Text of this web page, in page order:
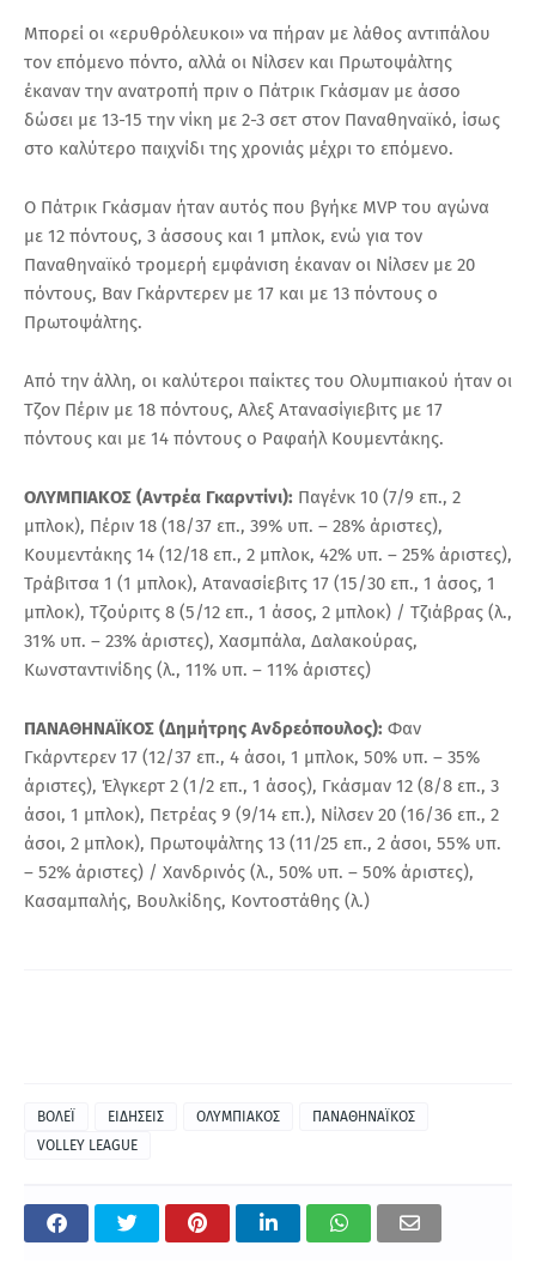
Μπορεί οι «ερυθρόλευκοι» να πήραν με λάθος αντιπάλου
τον επόμενο πόντο, αλλά οι Νίλσεν και Πρωτοψάλτης
έκαναν την ανατροπή πριν ο Πάτρικ Γκάσμαν με άσσο
δώσει με 13-15 την νίκη με 2-3 σετ στον Παναθηναϊκό, ίσως
στο καλύτερο παιχνίδι της χρονιάς μέχρι το επόμενο.
O Πάτρικ Γκάσμαν ήταν αυτός που βγήκε MVP του αγώνα
με 12 πόντους, 3 άσσους και 1 μπλοκ, ενώ για τον
Παναθηναϊκό τρομερή εμφάνιση έκαναν οι Νίλσεν με 20
πόντους, Βαν Γκάρντερεν με 17 και με 13 πόντους ο
Πρωτοψάλτης.
Από την άλλη, οι καλύτεροι παίκτες του Ολυμπιακού ήταν οι
Τζον Πέριν με 18 πόντους, Αλεξ Ατανασίγιεβιτς με 17
πόντους και με 14 πόντους ο Ραφαήλ Κουμεντάκης.
ΟΛΥΜΠΙΑΚΟΣ (Αντρέα Γκαρντίνι): Παγένκ 10 (7/9 επ., 2
μπλοκ), Πέριν 18 (18/37 επ., 39% υπ. – 28% άριστες),
Κουμεντάκης 14 (12/18 επ., 2 μπλοκ, 42% υπ. – 25% άριστες),
Τράβιτσα 1 (1 μπλοκ), Ατανασίεβιτς 17 (15/30 επ., 1 άσος, 1
μπλοκ), Τζούριτς 8 (5/12 επ., 1 άσος, 2 μπλοκ) / Τζιάβρας (λ.,
31% υπ. – 23% άριστες), Χασμπάλα, Δαλακούρας,
Κωνσταντινίδης (λ., 11% υπ. – 11% άριστες)
ΠΑΝΑΘΗΝΑΪΚΟΣ (Δημήτρης Ανδρεόπουλος): Φαν
Γκάρντερεν 17 (12/37 επ., 4 άσοι, 1 μπλοκ, 50% υπ. – 35%
άριστες), Έλγκερτ 2 (1/2 επ., 1 άσος), Γκάσμαν 12 (8/8 επ., 3
άσοι, 1 μπλοκ), Πετρέας 9 (9/14 επ.), Νίλσεν 20 (16/36 επ., 2
άσοι, 2 μπλοκ), Πρωτοψάλτης 13 (11/25 επ., 2 άσοι, 55% υπ.
– 52% άριστες) / Χανδρινός (λ., 50% υπ. – 50% άριστες),
Κασαμπαλής, Βουλκίδης, Κοντοστάθης (λ.)
ΒΟΛΕΪ ΕΙΔΗΣΕΙΣ ΟΛΥΜΠΙΑΚΟΣ
ΠΑΝΑΘΗΝΑΪΚΟΣ
VOLLEY LEAGUE